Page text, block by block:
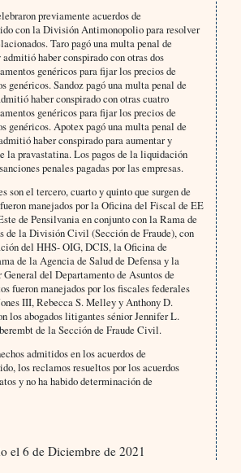
previamente acuerdos de
con la División Antimonopolio para resolver
Taro pagó una multa penal de
haber conspirado con otras dos
genéricos para fijar los precios de
genéricos. Sandoz pagó una multa penal de
haber conspirado con otras cuatro
genéricos para fijar los precios de
genéricos. Apotex pagó una multa penal de
haber conspirado para aumentar y
la pravastatina. Los pagos de la liquidación
penales pagadas por las empresas.
son el tercero, cuarto y quinto que surgen de
manejados por la Oficina del Fiscal de EE
de Pensilvania en conjunto con la Rama de
la División Civil (Sección de Fraude), con
del HHS- OIG, DCIS, la Oficina de
de la Agencia de Salud de Defensa y la
del Departamento de Asuntos de
fueron manejados por los fiscales federales
III, Rebecca S. Melley y Anthony D.
los abogados litigantes sénior Jennifer L.
de la Sección de Fraude Civil.
admitidos en los acuerdos de
los reclamos resueltos por los acuerdos
y no ha habido determinación de
el 6 de Diciembre de 2021